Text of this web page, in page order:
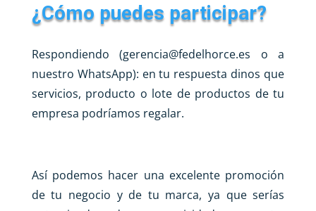
¿Cómo puedes participar?
Respondiendo (gerencia@fedelhorce.es o a
nuestro WhatsApp): en tu respuesta dinos que
servicios, producto o lote de productos de tu
empresa podríamos regalar.
Así podemos hacer una excelente promoción
de tu negocio y de tu marca, ya que serías